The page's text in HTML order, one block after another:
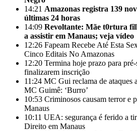
14:21 Amazonas registra 139
últimas 24 horas
14:09 Revoltante: Mãe t0rtura
a assistir em Manaus; veja vídeo
12:26 Fapeam Recebe Até Esta
Cinco Editais No Amazonas
12:20 Termina hoje prazo para
finalizarem inscrição
11:24 MC Gui reclama de ataques
MC Guimê: ‘Burro’
10:53 Criminosos causam terror e
Manaus
10:11 UEA: segurança é ferido a
Direito em Manaus